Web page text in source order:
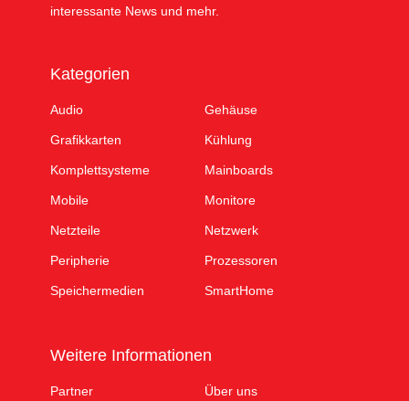
interessante News und mehr.
Kategorien
Audio Gehäuse
Grafikkarten Kühlung
Komplettsysteme Mainboards
Mobile Monitore
Netzteile Netzwerk
Peripherie Prozessoren
Speichermedien SmartHome
Weitere Informationen
Partner Über uns